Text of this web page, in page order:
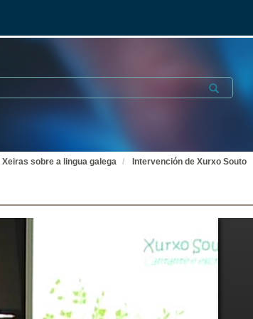
Submit
II Xeiras sobre a lingua galega Intervención de Xurxo Souto